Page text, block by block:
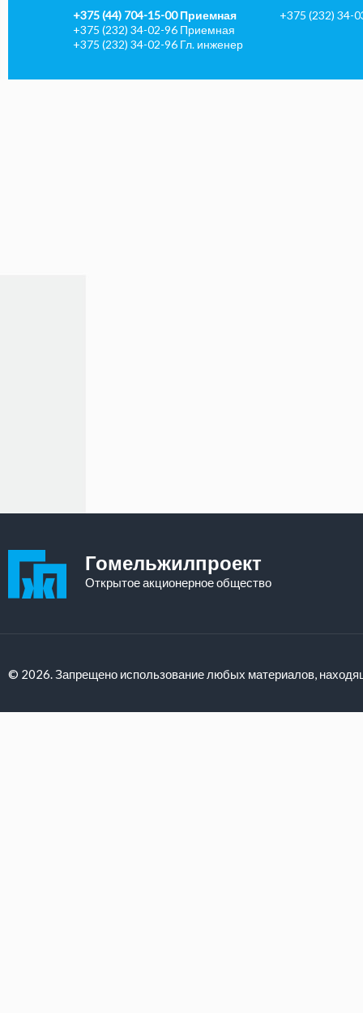
+375 (44) 704-15-00 Приемная
+375 (232) 34-02-96 Приемная
+375 (232) 34-02-96 Гл. инженер
+375 (232) 34-
Гомельжилпроект
Открытое акционерное общество
© 2026. Запрещено использование любых материалов,